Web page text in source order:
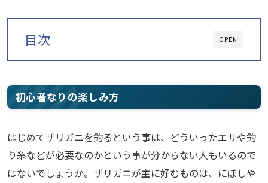
OPEN
目次
初心者なりの楽しみ方
はじめてザリガニを釣るという事は、どういったエサや釣
り糸などが必要なのかという事が分からない人もいるので
はないでしょうか。ザリガニが主に好むものは、にぼしや